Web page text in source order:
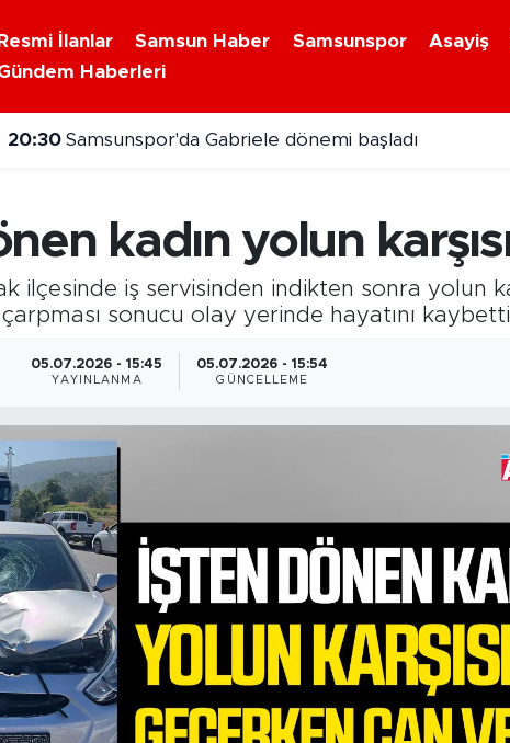
Resmi İlanlar Samsun Haber Samsunspor Asayiş
Haberleri
20:30 Samsunspor'da Gabriele dönemi başladı
kadın yolun
ilçesinde iş servisinden indikten sonra yolun
sonucu olay yerinde hayatını
05.07.2026 - 15:45
YAYINLANMA
05.07.2026 - 15:54
GÜNCELLEME